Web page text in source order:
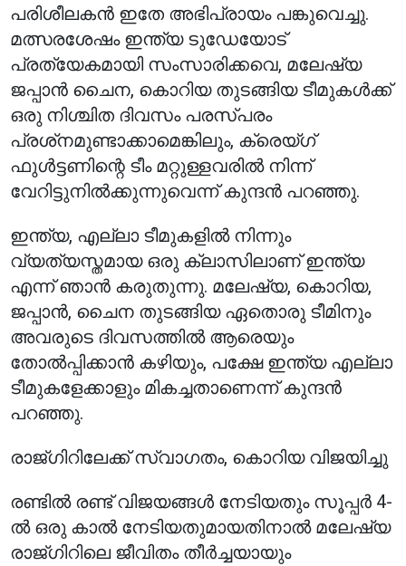
പരിശീലകൻ ഇതേ അഭിപ്രായം പങ്കുവെച്ചു.
മത്സരശേഷം ഇന്ത്യ ടുഡേയോട്
പ്രത്യേകമായി സംസാരിക്കവെ, മലേഷ്യ
ജപ്പാൻ ചൈന, കൊറിയ തുടങ്ങിയ ടീമുകൾക്ക്
ഒരു നിശ്ചിത ദിവസം പരസ്പരം
പ്രശ്‌നമുണ്ടാക്കാമെങ്കിലും, ക്രെയ്ഗ്
ഫുൾട്ടണിന്റെ ടീം മറ്റുള്ളവരിൽ നിന്ന്
വേറിട്ടുനിൽക്കുന്നുവെന്ന് കുന്ദൻ പറഞ്ഞു.
ഇന്ത്യ, എല്ലാ ടീമുകളിൽ നിന്നും
വ്യത്യസ്തമായ ഒരു ക്ലാസിലാണ് ഇന്ത്യ
എന്ന് ഞാൻ കരുതുന്നു. മലേഷ്യ, കൊറിയ,
ജപ്പാൻ, ചൈന തുടങ്ങിയ ഏതൊരു ടീമിനും
അവരുടെ ദിവസത്തിൽ ആരെയും
തോൽപ്പിക്കാൻ കഴിയും, പക്ഷേ ഇന്ത്യ എല്ലാ
ടീമുകളേക്കാളും മികച്ചതാണെന്ന് കുന്ദൻ
പറഞ്ഞു.
രാജ്ഗിറിലേക്ക് സ്വാഗതം, കൊറിയ വിജയിച്ചു
രണ്ടിൽ രണ്ട് വിജയങ്ങൾ നേടിയതും സൂപ്പർ 4-
ൽ ഒരു കാൽ നേടിയതുമായതിനാൽ മലേഷ്യ
രാജ്ഗിറിലെ ജീവിതം തീർച്ചയായും